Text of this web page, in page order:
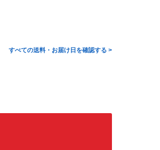
すべての送料・お届け日を確認する >